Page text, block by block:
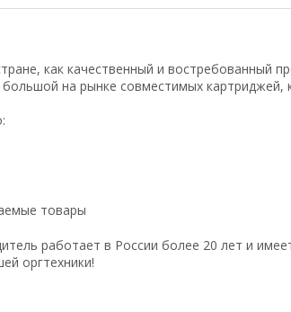
как качественный и востребованный
на рынке совместимых картриджей,
товары
работает в России более 20 лет и
оргтехники!